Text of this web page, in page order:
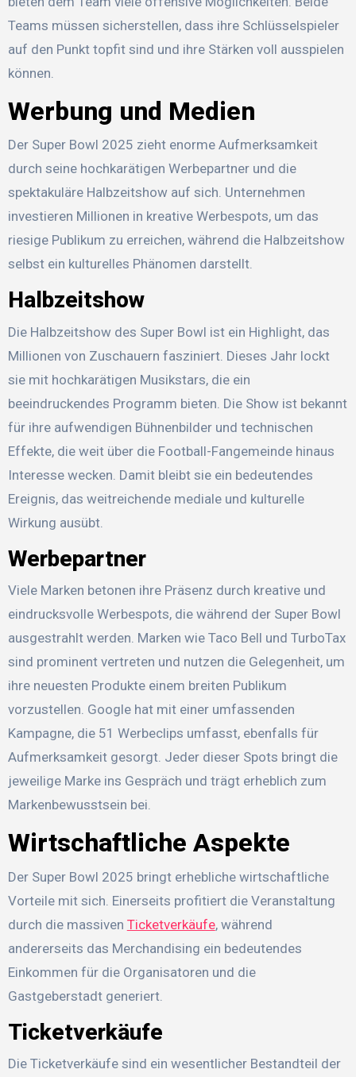
Teams müssen sicherstellen, dass ihre Schlüsselspieler
auf den Punkt topfit sind und ihre Stärken voll ausspielen
können.
Werbung und Medien
Der Super Bowl 2025 zieht enorme Aufmerksamkeit
durch seine hochkarätigen Werbepartner und die
spektakuläre Halbzeitshow auf sich. Unternehmen
investieren Millionen in kreative Werbespots, um das
riesige Publikum zu erreichen, während die Halbzeitshow
selbst ein kulturelles Phänomen darstellt.
Halbzeitshow
Die Halbzeitshow des Super Bowl ist ein Highlight, das
Millionen von Zuschauern fasziniert. Dieses Jahr lockt
sie mit hochkarätigen Musikstars, die ein
beeindruckendes Programm bieten. Die Show ist bekannt
für ihre aufwendigen Bühnenbilder und technischen
Effekte, die weit über die Football-Fangemeinde hinaus
Interesse wecken. Damit bleibt sie ein bedeutendes
Ereignis, das weitreichende mediale und kulturelle
Wirkung ausübt.
Werbepartner
Viele Marken betonen ihre Präsenz durch kreative und
eindrucksvolle Werbespots, die während der Super Bowl
ausgestrahlt werden. Marken wie Taco Bell und TurboTax
sind prominent vertreten und nutzen die Gelegenheit, um
ihre neuesten Produkte einem breiten Publikum
vorzustellen. Google hat mit einer umfassenden
Kampagne, die 51 Werbeclips umfasst, ebenfalls für
Aufmerksamkeit gesorgt. Jeder dieser Spots bringt die
jeweilige Marke ins Gespräch und trägt erheblich zum
Markenbewusstsein bei.
Wirtschaftliche Aspekte
Der Super Bowl 2025 bringt erhebliche wirtschaftliche
Vorteile mit sich. Einerseits profitiert die Veranstaltung
durch die massiven Ticketverkäufe, während
andererseits das Merchandising ein bedeutendes
Einkommen für die Organisatoren und die
Gastgeberstadt generiert.
Ticketverkäufe
Die Ticketverkäufe sind ein wesentlicher Bestandteil der